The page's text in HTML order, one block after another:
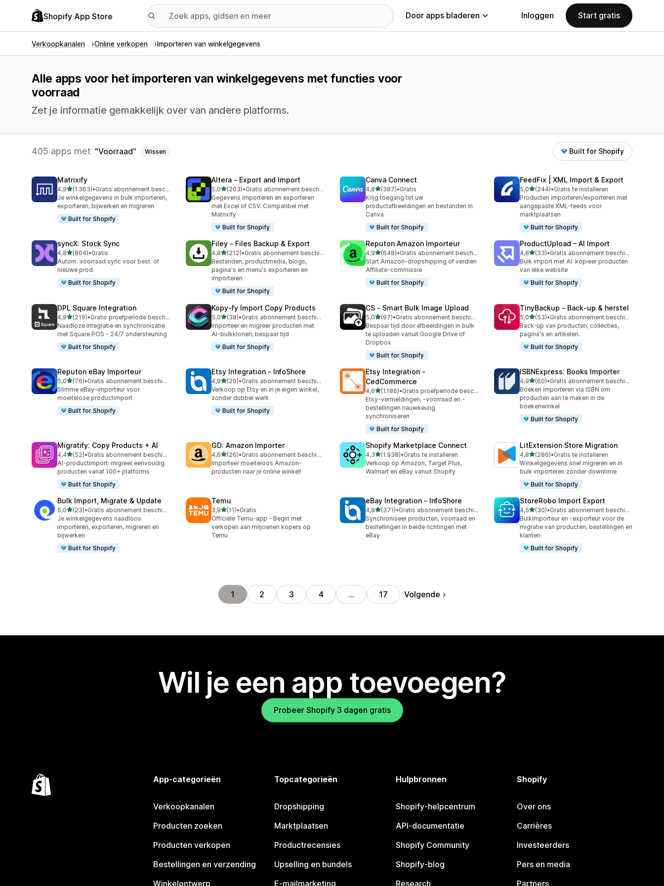
Shopify App Store Door apps bladeren Inloggen Start gratis
Verkoopkanalen Online verkopen Importeren van winkelgegevens
Alle apps voor het importeren van winkelgegevens met functies voor
voorraad
Zet je informatie gemakkelijk over van andere platforms.
405 apps met Voorraad Wissen Built for Shopify
Matrixify
4,9van 5 sterren
(1.363)
1363 recensies in totaal
•
Gratis abonnement beschikbaar
Je winkelgegevens in bulk importeren,
exporteren, bijwerken en migreren
Built for Shopify
Altera ‑ Export and Import
5,0van 5 sterren
(203)
203 recensies in totaal
•
Gratis abonnement beschikbaar
Gegevens importeren en exporteren
met Excel of CSV. Compatibel met
Matrixify
Built for Shopify
Canva Connect
4,8van 5 sterren
(387)
387 recensies in totaal
•Gratis
Krijg toegang tot uw
productafbeeldingen en bestanden in
Canva
Built for Shopify
FeedFix | XML Import & Export
5,0van 5 sterren
(244)
244 recensies in totaal
•Gratis te installeren
Producten importeren/exporteren met
aangepaste XML-feeds voor
marktplaatsen
Built for Shopify
syncX: Stock Sync
4,8van 5 sterren
(804)
804 recensies in totaal
•Gratis
Autom. voorraad sync voor best. of
nieuwe prod.
Built for Shopify
Filey ‑ Files Backup & Export
4,8van 5 sterren
(212)
212 recensies in totaal
•
Gratis abonnement beschikbaar
Bestanden, productmedia, blogs,
pagina's en menu's exporteren en
importeren
Built for Shopify
Reputon Amazon Importeur
4,9van 5 sterren
(648)
648 recensies in totaal
•
Gratis abonnement beschikbaar
Start Amazon-dropshipping of verdien
Affiliate-commissie
Built for Shopify
ProductUpload – AI Import
4,8van 5 sterren
(33)
33 recensies in totaal
•
Gratis abonnement beschikbaar
Bulk import met AI: kopieer producten
van elke website
Built for Shopify
DPL Square Integration
4,9van 5 sterren
(219)
219 recensies in totaal
•
Gratis proefperiode beschikbaar
Naadloze integratie en synchronisatie
met Square POS - 24/7 ondersteuning
Built for Shopify
Kopy‑fy Import Copy Products
5,0van 5 sterren
(38)
38 recensies in totaal
•
Gratis abonnement beschikbaar
Importeer en migreer producten met
AI-bulkklonen, bespaar tijd
Built for Shopify
CS ‑ Smart Bulk Image Upload
5,0van 5 sterren
(97)
97 recensies in totaal
•
Gratis abonnement beschikbaar
Bespaar tijd door afbeeldingen in bulk
te uploaden vanuit Google Drive of
Dropbox
Built for Shopify
TinyBackup ‑ Back‑up & herstel
5,0van 5 sterren
(53)
53 recensies in totaal
•
Gratis abonnement beschikbaar
Back-up van producten, collecties,
pagina's en artikelen.
Built for Shopify
Reputon eBay Importeur
5,0van 5 sterren
(76)
76 recensies in totaal
•
Gratis abonnement beschikbaar
Slimme eBay-importeur voor
moeiteloze productimport
Built for Shopify
Etsy Integration ‑ InfoShore
4,9van 5 sterren
(20)
20 recensies in totaal
•
Gratis abonnement beschikbaar
Verkoop op Etsy en in je eigen winkel,
zonder dubbel werk
Built for Shopify
Etsy Integration ‑
CedCommerce
4,6van 5 sterren
(1.186)
1186 recensies in totaal
•
Gratis proefperiode beschikbaar
Etsy-vermeldingen, -voorraad en -
bestellingen nauwkeurig
synchroniseren
Built for Shopify
ISBNExpress: Books Importer
4,9van 5 sterren
(60)
60 recensies in totaal
•
Gratis abonnement beschikbaar
Boeken importeren via ISBN om
producten aan te maken in de
boekenwinkel
Built for Shopify
Migratify: Copy Products + AI
4,4van 5 sterren
(52)
52 recensies in totaal
•
Gratis abonnement beschikbaar
AI-productimport: migreer eenvoudig
producten vanaf 100+ platforms
Built for Shopify
GD: Amazon Importer
4,6van 5 sterren
(26)
26 recensies in totaal
•
Gratis abonnement beschikbaar
Importeer moeiteloos Amazon-
producten naar je online winkel!
Shopify Marketplace Connect
4,3van 5 sterren
(1.938)
1938 recensies in totaal
•Gratis te installeren
Verkoop op Amazon, Target Plus,
Walmart en eBay vanuit Shopify
LitExtension Store Migration
4,8van 5 sterren
(286)
286 recensies in totaal
•Gratis te installeren
Winkelgegevens snel migreren en in
bulk importeren zonder downtime
Built for Shopify
Bulk Import, Migrate & Update
5,0van 5 sterren
(23)
23 recensies in totaal
•
Gratis abonnement beschikbaar
Je winkelgegevens naadloos
importeren, exporteren, migreren en
bijwerken
Built for Shopify
Temu
3,9van 5 sterren
(11)
11 recensies in totaal
•Gratis
Officiële Temu-app - Begin met
verkopen aan miljoenen kopers op
Temu
eBay Integration ‑ InfoShore
4,8van 5 sterren
(371)
371 recensies in totaal
•
Gratis abonnement beschikbaar
Synchroniseer producten, voorraad en
bestellingen in beide richtingen met
eBay
StoreRobo Import Export
4,5van 5 sterren
(30)
30 recensies in totaal
•
Gratis abonnement beschikbaar
Bulkimporteur en -exporteur voor de
migratie van producten, bestellingen en
klanten
Built for Shopify
1 2 3 4 … 17 Volgende
Wil je een app toevoegen?
Probeer Shopify 3 dagen gratis
App-categorieën
Verkoopkanalen
Producten zoeken
Producten verkopen
Bestellingen en verzending
Winkelontwerp
Topcategorieën
Dropshipping
Marktplaatsen
Productrecensies
Upselling en bundels
E-mailmarketing
Hulpbronnen
Shopify-helpcentrum
API-documentatie
Shopify Community
Shopify-blog
Research
Shopify
Over ons
Carrières
Investeerders
Pers en media
Partners